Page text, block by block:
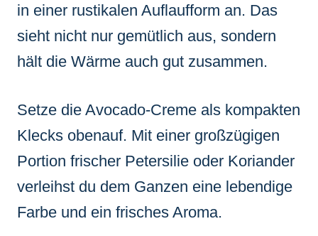
in einer rustikalen Auflaufform an. Das
sieht nicht nur gemütlich aus, sondern
hält die Wärme auch gut zusammen.
Setze die Avocado-Creme als kompakten
Klecks obenauf. Mit einer großzügigen
Portion frischer Petersilie oder Koriander
verleihst du dem Ganzen eine lebendige
Farbe und ein frisches Aroma.